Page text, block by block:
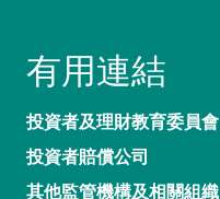
有用連結
投資者及理財教育委員會
投資者賠償公司
其他監管機構及相關組織